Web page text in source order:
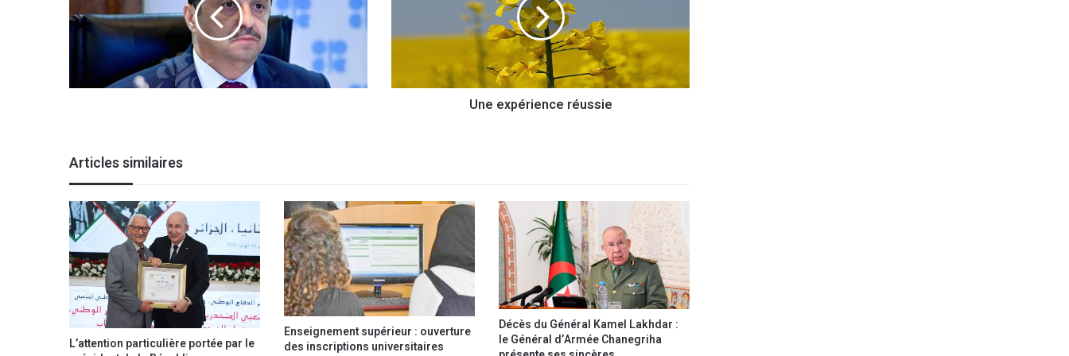
p
i
é
u
s
s
e
Une expérience réussie
Articles similaires
L’attention particulière portée par le
Enseignement supérieur : ouverture
des inscriptions universitaires
Décès du Général Kamel Lakhdar :
le Général d’Armée Chanegriha